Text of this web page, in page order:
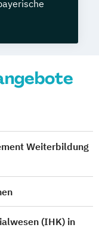
Weiterbildung
(IHK) in